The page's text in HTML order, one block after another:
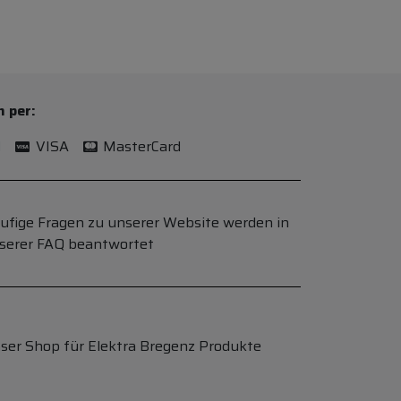
per:
VISA MasterCard
Fragen zu unserer Website werden in
FAQ beantwortet
Shop für Elektra Bregenz Produkte